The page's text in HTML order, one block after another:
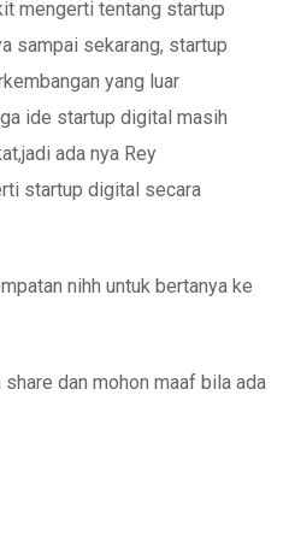
mengerti tentang startup
sampai sekarang, startup
yang luar
ide startup digital masih
ada nya Rey
startup digital secara
nihh untuk bertanya ke
dan mohon maaf bila ada